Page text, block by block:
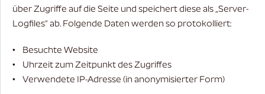
über Zugriffe auf die Seite und speichert diese als „Server-
Logfiles“ ab. Folgende Daten werden so protokolliert:
• Besuchte Website
• Uhrzeit zum Zeitpunkt des Zugriffes
• Verwendete IP-Adresse (in anonymisierter Form)